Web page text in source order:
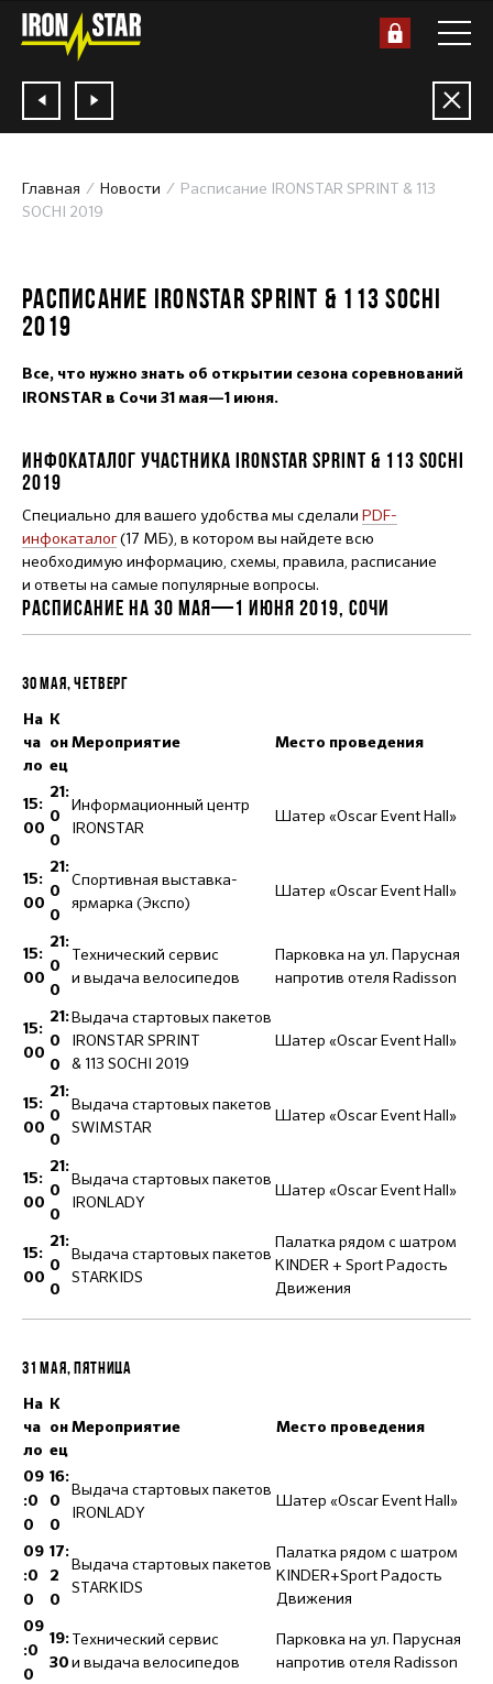
Главная Новости
Расписание IRONSTAR SPRINT & 113
SOCHI 2019
РАСПИСАНИЕ IRONSTAR SPRINT & 113 SOCHI
2019
Все, что нужно знать об открытии сезона соревнований
IRONSTAR в Сочи 31 мая—1 июня.
ИНФОКАТАЛОГ УЧАСТНИКА IRONSTAR SPRINT & 113 SOCHI
2019
Специально для вашего удобства мы сделали PDF-
инфокаталог(17 МБ), в котором вы найдете всю
необходимую информацию, схемы, правила, расписание
и ответы на самые популярные вопросы.
РАСПИСАНИЕ НА 30 МАЯ—1 ИЮНЯ 2019, СОЧИ
30 МАЯ, ЧЕТВЕРГ
На
ча
ло
К
он
ец
Мероприятие Место проведения
15:
00
21:
0
0
Информационный центр
IRONSTAR
Шатер «Oscar Event Hall»
15:
00
21:
0
0
Спортивная выставка-
ярмарка (Экспо)
Шатер «Oscar Event Hall»
15:
00
21:
0
0
Технический сервис
и выдача велосипедов
Парковка на ул. Парусная
напротив отеля Radisson
15:
00
21:
0
0
Выдача стартовых пакетов
IRONSTAR SPRINT
& 113 SOCHI 2019
Шатер «Oscar Event Hall»
15:
00
21:
0
0
Выдача стартовых пакетов
SWIMSTAR
Шатер «Oscar Event Hall»
15:
00
21:
0
0
Выдача стартовых пакетов
IRONLADY
Шатер «Oscar Event Hall»
15:
00
21:
0
0
Выдача стартовых пакетов
STARKIDS
Палатка рядом с шатром
KINDER + Sport Радость
Движения
31 МАЯ, ПЯТНИЦА
На
ча
ло
К
он
ец
Мероприятие Место проведения
09
:0
0
16:
0
0
Выдача стартовых пакетов
IRONLADY
Шатер «Oscar Event Hall»
09
:0
0
17:
2
0
Выдача стартовых пакетов
STARKIDS
Палатка рядом с шатром
KINDER+Sport Радость
Движения
09
:0
0
19:
30
Технический сервис
и выдача велосипедов
Парковка на ул. Парусная
напротив отеля Radisson